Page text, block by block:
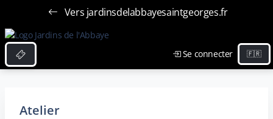
Vers jardinsdelabbayesaintgeorges.fr
Se connecter
Atelier